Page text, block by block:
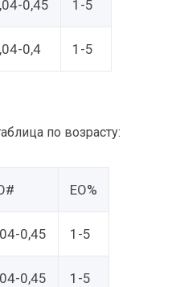
0,45 1-5
0,4 1-5
по возрасту:
EO%
0,45 1-5
0,45 1-5